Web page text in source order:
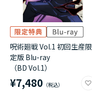
呪術廻戦 Vol.1 初回生産限
定版 Blu-ray
（BD Vol.1）
¥7,480